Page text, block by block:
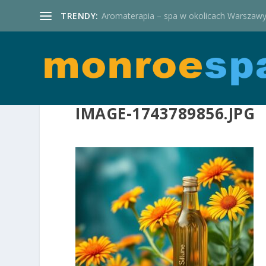
TRENDY: Aromaterapia – spa w okolicach Warszawy
IMAGE-1743789856.JPG